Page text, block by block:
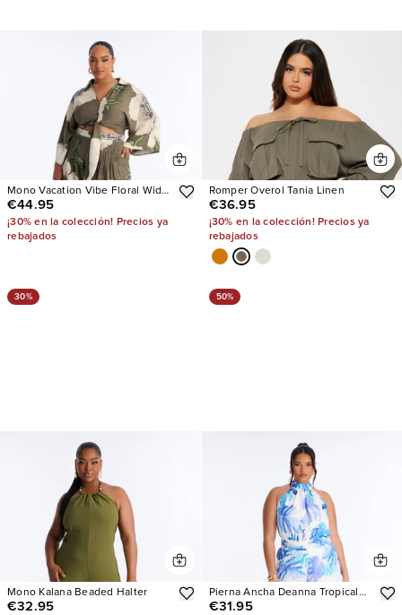
Mono Vacation Vibe Floral Wide
Leg
€44.95
¡30% en la colección! Precios ya
rebajados
Romper Overol Tania Linen
€36.95
¡30% en la colección! Precios ya
rebajados
30%
Mono Kalana Beaded Halter
€32.95
50%
Pierna Ancha Deanna Tropical
Chiffon
€31.95